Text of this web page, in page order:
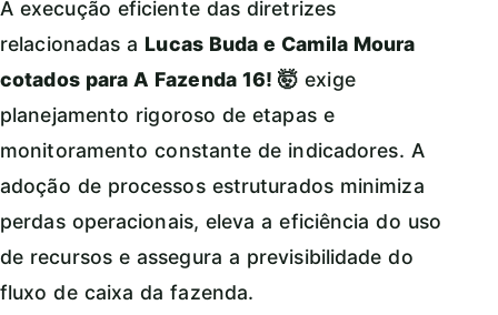
A execução eficiente das diretrizes
relacionadas a Lucas Buda e Camila Moura
cotados para A Fazenda 16! 🤯 exige
planejamento rigoroso de etapas e
monitoramento constante de indicadores. A
adoção de processos estruturados minimiza
perdas operacionais, eleva a eficiência do uso
de recursos e assegura a previsibilidade do
fluxo de caixa da fazenda.